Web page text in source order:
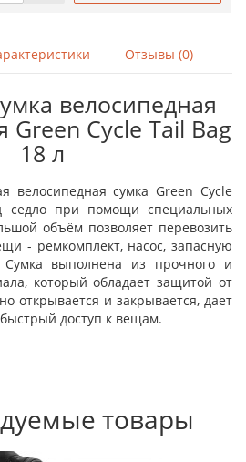
Отзывы (0)
велосипедная
Green Cycle Tail Bag
18 л
велосипедная сумка Green Cycle
седло при помощи специальных
объём позволяет перевозить
- ремкомплект, насос, запасную
выполнена из прочного и
который обладает защитой от
открывается и закрывается, дает
доступ к вещам.
товары